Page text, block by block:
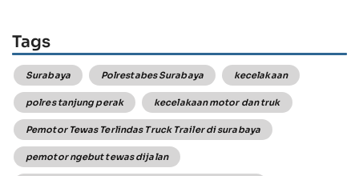
Tags
Surabaya Polrestabes Surabaya kecelakaan
polres tanjung perak kecelakaan motor dan truk
Pemotor Tewas Terlindas Truck Trailer di surabaya
pemotor ngebut tewas dijalan